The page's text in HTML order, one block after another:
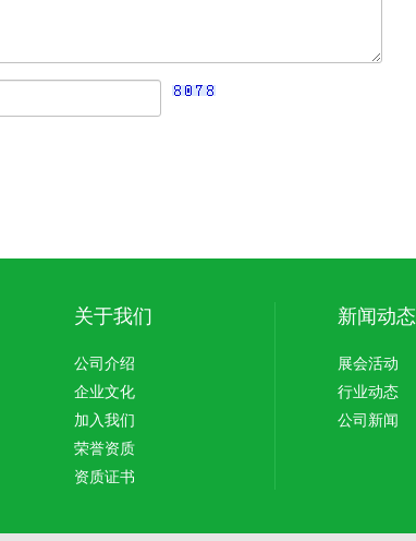
关于我们
公司介绍
企业文化
加入我们
荣誉资质
资质证书
新闻动态
展会活动
行业动态
公司新闻